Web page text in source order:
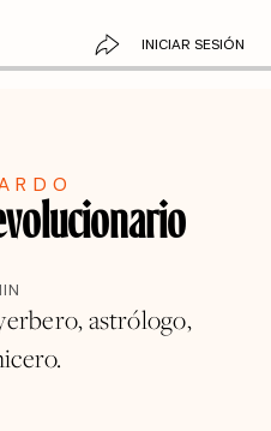
INICIAR SESIÓN
astrólogo,